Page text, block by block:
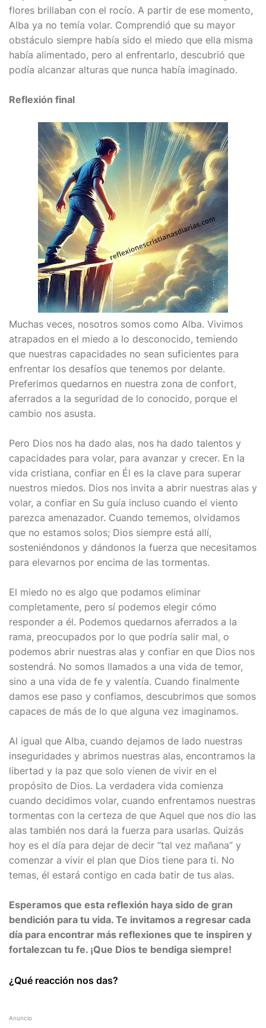
flores brillaban con el rocío. A partir de ese momento,
Alba ya no temía volar. Comprendió que su mayor
obstáculo siempre había sido el miedo que ella misma
había alimentado, pero al enfrentarlo, descubrió que
podía alcanzar alturas que nunca había imaginado.
Reflexión final
Muchas veces, nosotros somos como Alba. Vivimos
atrapados en el miedo a lo desconocido, temiendo
que nuestras capacidades no sean suficientes para
enfrentar los desafíos que tenemos por delante.
Preferimos quedarnos en nuestra zona de confort,
aferrados a la seguridad de lo conocido, porque el
cambio nos asusta.
Pero Dios nos ha dado alas, nos ha dado talentos y
capacidades para volar, para avanzar y crecer. En la
vida cristiana, confiar en Él es la clave para superar
nuestros miedos. Dios nos invita a abrir nuestras alas y
volar, a confiar en Su guía incluso cuando el viento
parezca amenazador. Cuando tememos, olvidamos
que no estamos solos; Dios siempre está allí,
sosteniéndonos y dándonos la fuerza que necesitamos
para elevarnos por encima de las tormentas.
El miedo no es algo que podamos eliminar
completamente, pero sí podemos elegir cómo
responder a él. Podemos quedarnos aferrados a la
rama, preocupados por lo que podría salir mal, o
podemos abrir nuestras alas y confiar en que Dios nos
sostendrá. No somos llamados a una vida de temor,
sino a una vida de fe y valentía. Cuando finalmente
damos ese paso y confiamos, descubrimos que somos
capaces de más de lo que alguna vez imaginamos.
Al igual que Alba, cuando dejamos de lado nuestras
inseguridades y abrimos nuestras alas, encontramos la
libertad y la paz que solo vienen de vivir en el
propósito de Dios. La verdadera vida comienza
cuando decidimos volar, cuando enfrentamos nuestras
tormentas con la certeza de que Aquel que nos dio las
alas también nos dará la fuerza para usarlas. Quizás
hoy es el día para dejar de decir “tal vez mañana” y
comenzar a vivir el plan que Dios tiene para ti. No
temas, él estará contigo en cada batir de tus alas.
Esperamos que esta reflexión haya sido de gran
bendición para tu vida. Te invitamos a regresar cada
día para encontrar más reflexiones que te inspiren y
fortalezcan tu fe. ¡Que Dios te bendiga siempre!
¿Qué reacción nos das?
Anuncio